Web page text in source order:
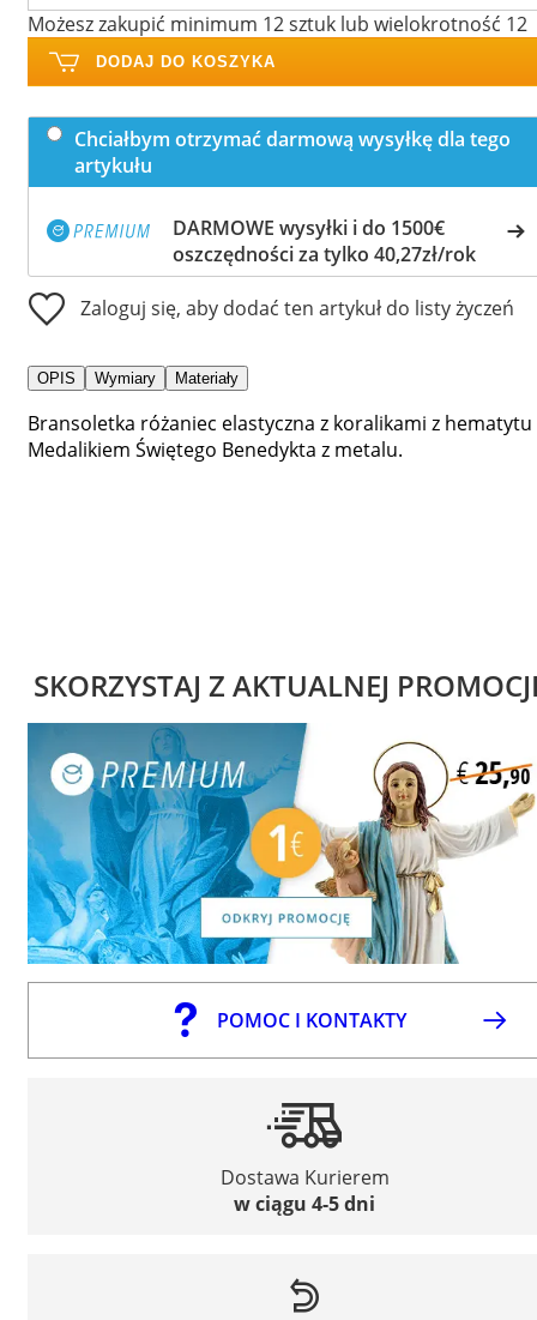
Możesz zakupić minimum 12 sztuk lub wielokrotność 12
DODAJ DO KOSZYKA
Chciałbym otrzymać darmową wysyłkę dla tego
artykułu
DARMOWE wysyłki i do 1500€
oszczędności za tylko 40,27zł/rok
Zaloguj się, aby dodać ten artykuł do listy życzeń
OPIS Wymiary Materiały
Bransoletka różaniec elastyczna z koralikami z hematytu
Medalikiem Świętego Benedykta z metalu.
SKORZYSTAJ Z AKTUALNEJ
POMOC I KONTAKTY
Dostawa Kurierem
w ciągu 4-5 dni